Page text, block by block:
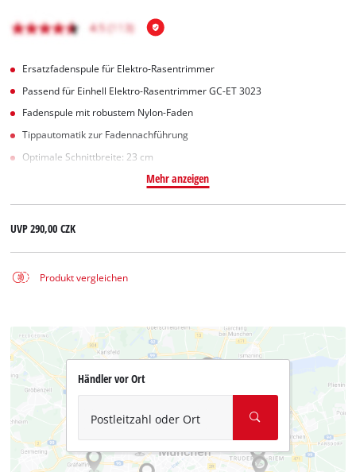
Ersatzfadenspule für Elektro-Rasentrimmer
Passend für Einhell Elektro-Rasentrimmer GC-ET 3023
Fadenspule mit robustem Nylon-Faden
Tippautomatik zur Fadennachführung
Optimale Schnittbreite: 23 cm
Mehr anzeigen
UVP290,00 CZK
Produkt vergleichen
Händler vor Ort
Postleitzahl oder Ort